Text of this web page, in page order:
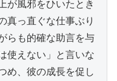
が風邪をひいたとき
真っ直ぐな仕事ぶり
らも的確な助言を与
使えない」と言いな
め、彼の成長を促し